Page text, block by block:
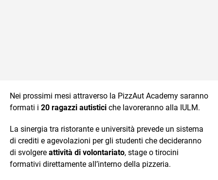
Nei prossimi mesi attraverso la PizzAut Academy saranno
formati i 20 ragazzi autistici che lavoreranno alla IULM.
La sinergia tra ristorante e università prevede un sistema
di crediti e agevolazioni per gli studenti che decideranno
di svolgere attività di volontariato, stage o tirocini
formativi direttamente all’interno della pizzeria.